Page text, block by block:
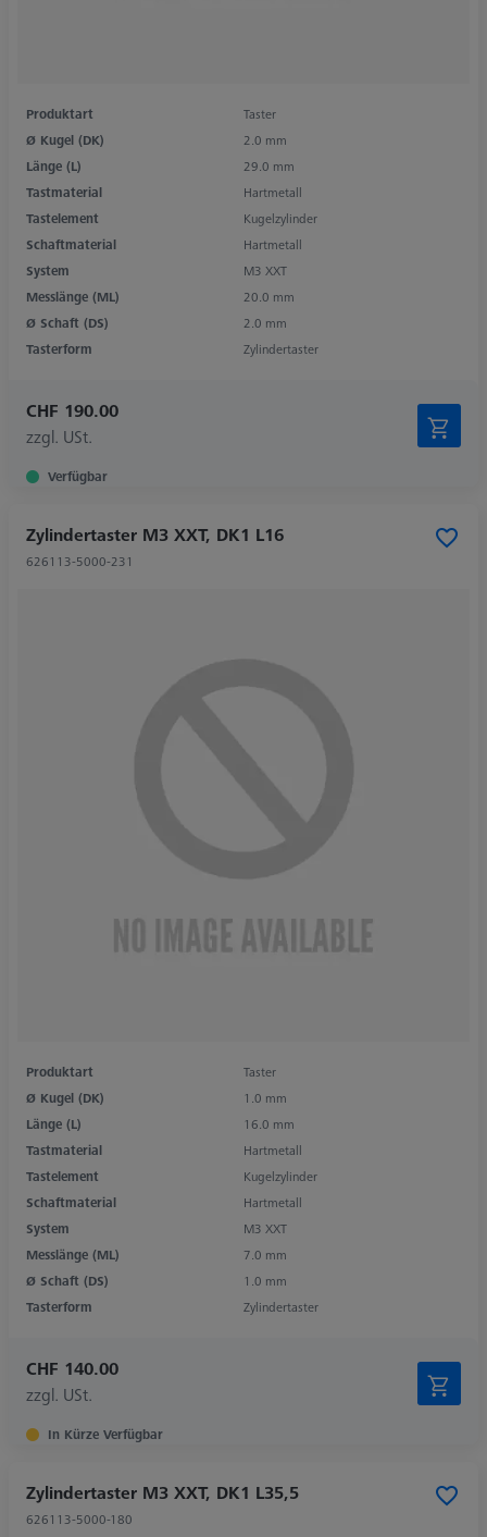
Produktart
Taster
Ø Kugel (DK)
2.0 mm
Länge (L)
29.0 mm
Tastmaterial
Hartmetall
Tastelement
Kugelzylinder
Schaftmaterial
Hartmetall
System
M3 XXT
Messlänge (ML)
20.0 mm
Ø Schaft (DS)
2.0 mm
Tasterform
Zylindertaster
CHF 190.00
zzgl. USt.
Verfügbar
Zylindertaster M3 XXT, DK1 L16
626113-5000-231
Produktart
Taster
Ø Kugel (DK)
1.0 mm
Länge (L)
16.0 mm
Tastmaterial
Hartmetall
Tastelement
Kugelzylinder
Schaftmaterial
Hartmetall
System
M3 XXT
Messlänge (ML)
7.0 mm
Ø Schaft (DS)
1.0 mm
Tasterform
Zylindertaster
CHF 140.00
zzgl. USt.
In Kürze Verfügbar
Zylindertaster M3 XXT, DK1 L35,5
626113-5000-180